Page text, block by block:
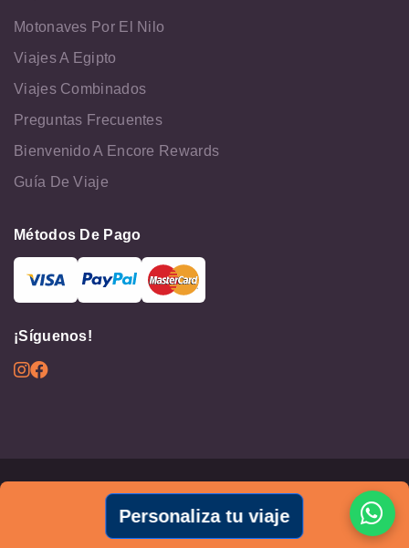
Personaliza tu viaje
Motonaves Por El Nilo
Viajes A Egipto
Viajes Combinados
Preguntas Frecuentes
Bienvenido A Encore Rewards
Guía De Viaje
Métodos De Pago
¡Síguenos!
© Todos los Derechos Reservados 2026 - Cruceros Nilo
Términos y condiciones Políticas de privacidad